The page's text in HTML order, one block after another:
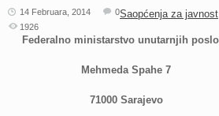
14 Februara, 2014 Saopćenja za javnost
0
1926
Federalno ministarstvo unutarnjih
Mehmeda Spahe 7
71000 Sarajevo